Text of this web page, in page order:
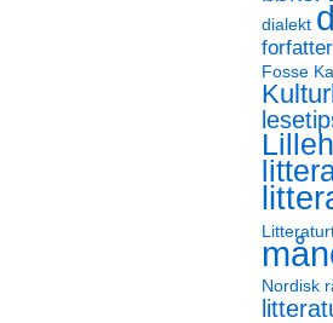
dialekt
forfatter
Fosse
Nordisk